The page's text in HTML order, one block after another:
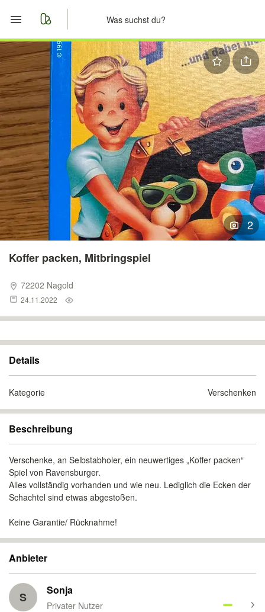
Start
Merkliste
Nachrichten
Anzeige aufgeben
2
Koffer packen, Mitbringspiel
72202 Nagold
24.11.2022
Details
Kategorie Verschenken
Beschreibung
Verschenke, an Selbstabholer, ein neuwertiges „Koffer packen“
Spiel von Ravensburger.
Alles vollständig vorhanden und wie neu. Lediglich die Ecken der
Schachtel sind etwas abgestoßen.
Keine Garantie/ Rücknahme!
Anbieter
S Sonja
Privater Nutzer